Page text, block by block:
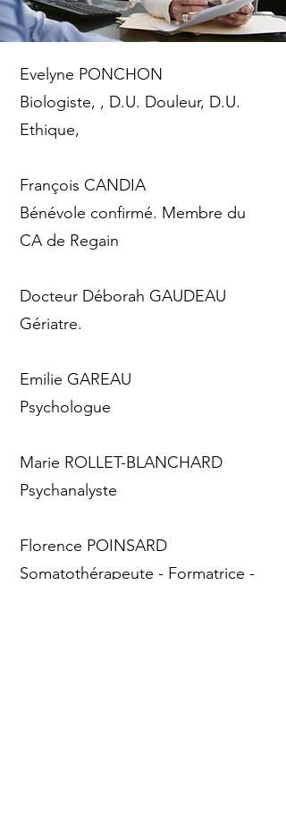
Evelyne PONCHON
Biologiste, , D.U. Douleur, D.U.
Ethique,
François CANDIA
Bénévole confirmé. Membre du
CA de Regain
Docteur Déborah GAUDEAU
Gériatre.
Emilie GAREAU
Psychologue
Marie ROLLET-BLANCHARD
Psychanalyste
Florence POINSARD
Somatothérapeute - Formatrice -